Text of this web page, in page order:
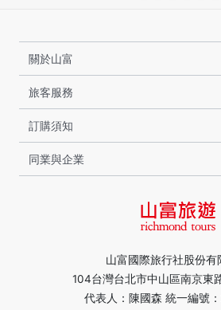
山富國際旅行社股份有
104台灣台北市中山區南京東
代表人：陳國森 統一編號
關於山富
旅客服務
訂購須知
同業與企業